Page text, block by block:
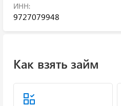
ИНН:
9727079948
Как взять займ